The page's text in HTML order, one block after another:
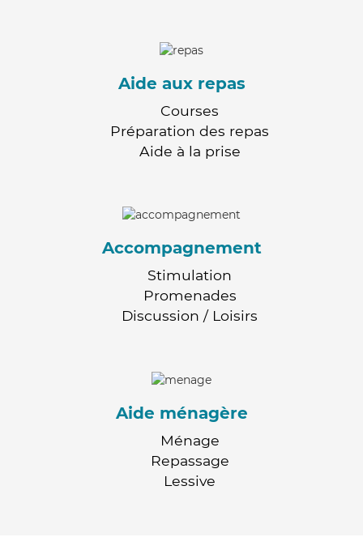
Aide aux repas
Courses
Préparation des repas
Aide à la prise
Accompagnement
Stimulation
Promenades
Discussion / Loisirs
Aide ménagère
Ménage
Repassage
Lessive